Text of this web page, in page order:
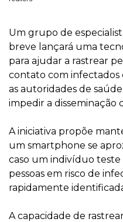
Um grupo de
breve lançará uma
para ajudar a rastrear
contato com infectados
as autoridades de
impedir a disseminação
A iniciativa propõe
um smartphone se
caso um indivíduo teste
pessoas em risco de
rapidamente
A capacidade de